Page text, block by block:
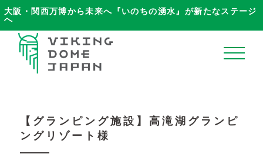
大阪・関西万博から未来へ『いのちの湧水』が新たなステージ
へ
【グランピング施設】高滝湖グランピ
ングリゾート様
ホーム